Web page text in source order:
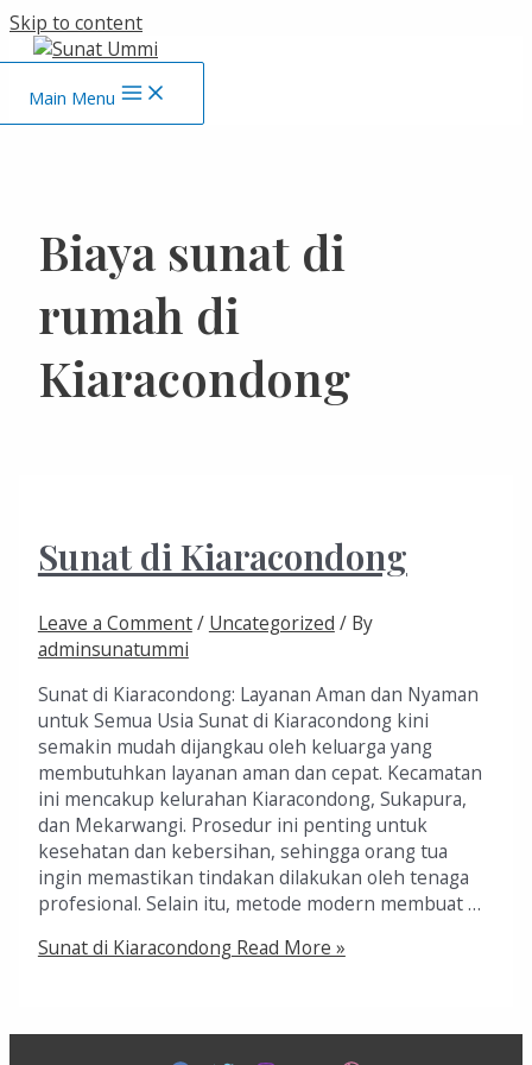
Skip to content
Main Menu
Biaya sunat di
rumah di
Kiaracondong
Sunat di Kiaracondong
Leave a Comment/ Uncategorized / By
adminsunatummi
Sunat di Kiaracondong: Layanan Aman dan Nyaman
untuk Semua Usia Sunat di Kiaracondong kini
semakin mudah dijangkau oleh keluarga yang
membutuhkan layanan aman dan cepat. Kecamatan
ini mencakup kelurahan Kiaracondong, Sukapura,
dan Mekarwangi. Prosedur ini penting untuk
kesehatan dan kebersihan, sehingga orang tua
ingin memastikan tindakan dilakukan oleh tenaga
profesional. Selain itu, metode modern membuat …
Sunat di KiaracondongRead More »